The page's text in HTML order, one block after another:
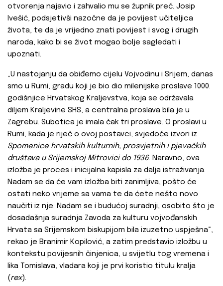
otvorenja najavio i zahvalio mu se župnik preč. Josip
Ivešić, podsjetivši nazočne da je povijest učiteljica
života, te da je vrijedno znati povijest i svog i drugih
naroda, kako bi se život mogao bolje sagledati i
upoznati.
„U nastojanju da obiđemo cijelu Vojvodinu i Srijem, danas
smo u Rumi, gradu koji je bio dio milenijske proslave 1000.
godišnjice Hrvatskog Kraljevstva, koja se održavala
diljem Kraljevine SHS, a centralna proslava bila je u
Zagrebu. Subotica je imala čak tri proslave. O proslavi u
Rumi, kada je riječ o ovoj postavci, svjedoče izvori iz
Spomenice hrvatskih kulturnih, prosvjetnih i pjevačkih
društava u Srijemskoj Mitrovici do 1936. Naravno, ova
izložba je proces i inicijalna kapisla za dalja istraživanja.
Nadam se da će vam izložba biti zanimljiva, pošto će
ostati neko vrijeme sa vama te da ćete nešto novo
naučiti iz nje. Nadam se i budućoj suradnji, osobito što je
dosadašnja suradnja Zavoda za kulturu vojvođanskih
Hrvata sa Srijemskom biskupijom bila izuzetno uspješna“,
rekao je Branimir Kopilović, a zatim predstavio izložbu u
kontekstu povijesnih činjenica, u svijetlu tog vremena i
lika Tomislava, vladara koji je prvi koristio titulu kralja
(rex).